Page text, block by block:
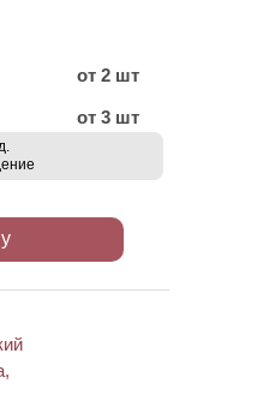
от 2 шт
от 3 шт